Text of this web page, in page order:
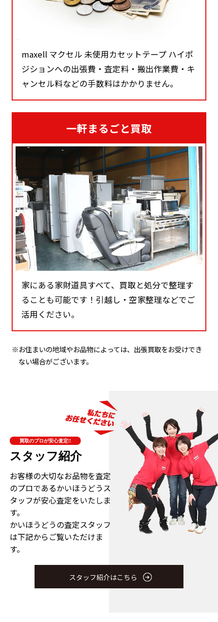
maxell マクセル 未使用カセットテープ ハイポ
ジションへの出張費・査定料・搬出作業費・キ
ャンセル料などの手数料はかかりません。
一軒まるごと買取
家にある家財道具すべて、買取と処分で整理す
ることも可能です！引越し・空家整理などでご
活用ください。
※お住まいの地域やお品物によっては、出張買取をお受けでき
ない場合がございます。
買取のプロが安心査定!!
スタッフ紹介
お客様の大切なお品物を査定
のプロであるかいほうどうス
タッフが安心査定をいたしま
す。
かいほうどうの査定スタッフ
は下記からご覧いただけま
す。
スタッフ紹介はこちら